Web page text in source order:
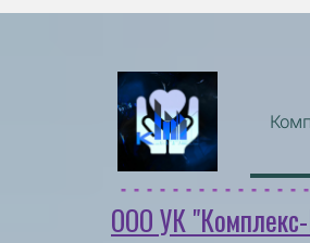
ООО УК